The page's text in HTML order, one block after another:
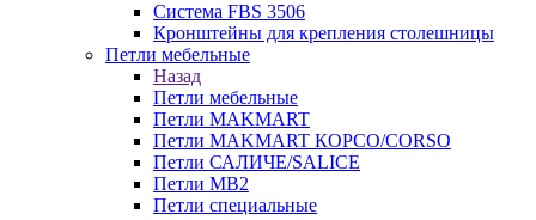
Система FBS 3506
Кронштейны для крепления столешницы
Петли мебельные
Назад
Петли мебельные
Петли MAKMART
Петли MAKMART КОРСО/CORSO
Петли САЛИЧЕ/SALICE
Петли MB2
Петли специальные